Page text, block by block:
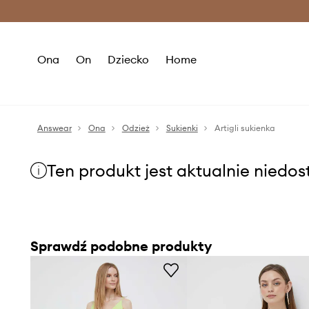
Ona On Dziecko Home
Answear Ona Odzież Sukienki Artigli sukienka
Ten produkt jest aktualnie
Sprawdź podobne produkty